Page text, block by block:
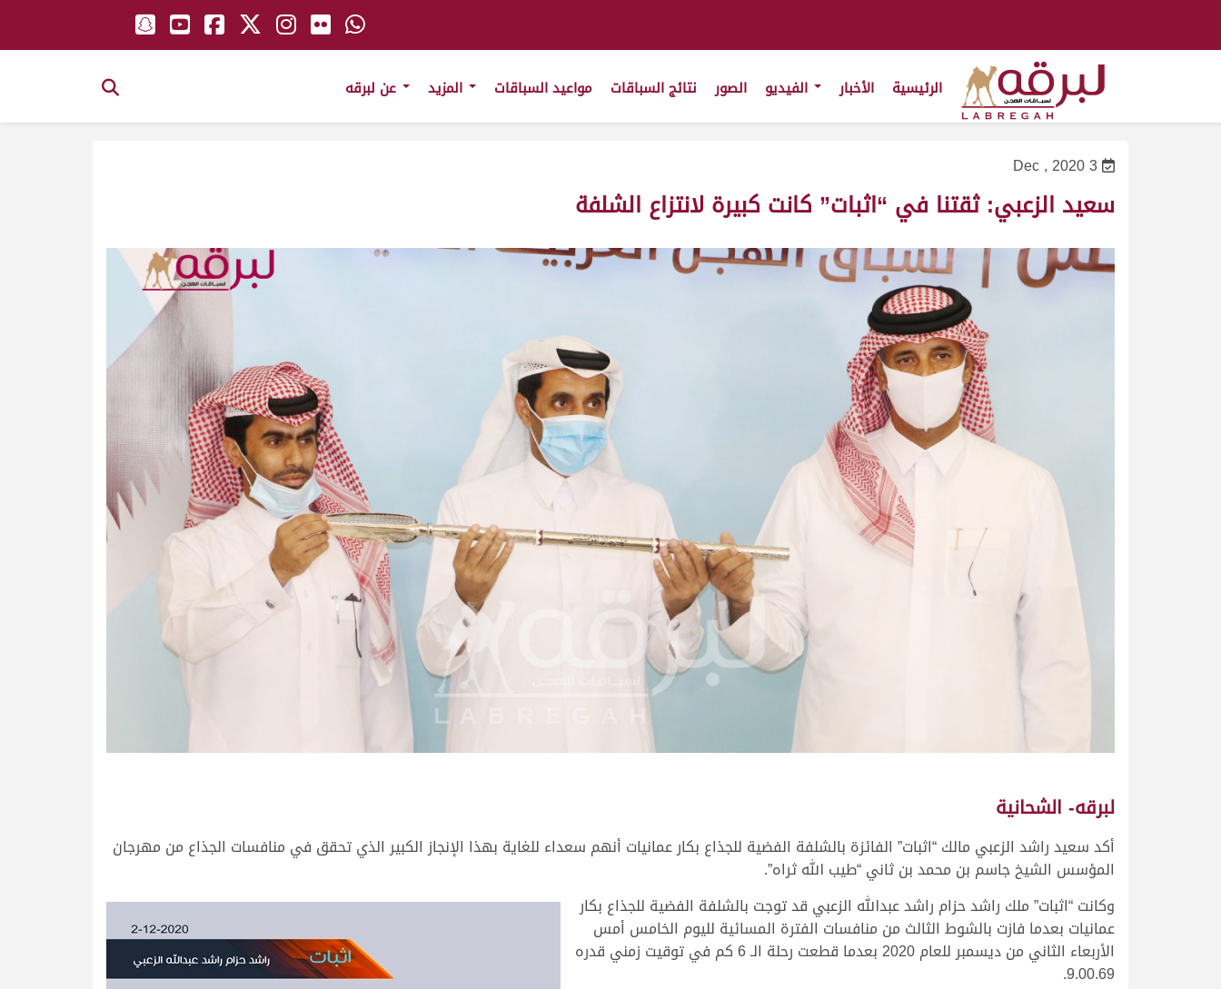
الرئيسية الأخبار الصور نتائج السباقات مواعيد السباقات
3 Dec , 2020
سعيد الزعبي: ثقتنا في “اثبات” كانت كبيرة لانتزاع الشلفة
لبرقه- الشحانية
أكد سعيد راشد الزعبي مالك “اثبات” الفائزة بالشلفة الفضية للجذاع بكار عمانيات أنهم سعداء للغاية بهذا الإنجاز الكبير الذي تحقق في منافسات الجذاع من مهرجان
المؤسس الشيخ جاسم بن محمد بن ثاني “طيب الله ثراه”.
وكانت “اثبات” ملك راشد حزام راشد عبدالله الزعبي قد توجت بالشلفة الفضية للجذاع بكار
عمانيات بعدما فازت بالشوط الثالث من منافسات الفترة المسائية لليوم الخامس أمس
الأربعاء الثاني من ديسمبر للعام 2020 بعدما قطعت رحلة الـ 6 كم في توقيت زمني قدره
9.00.69.